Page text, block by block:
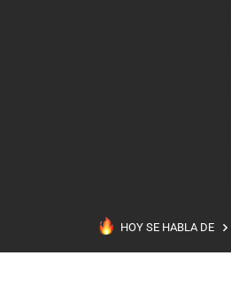
HOY SE HABLA DE